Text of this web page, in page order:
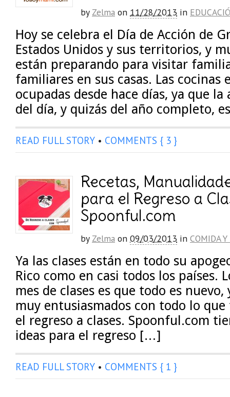
by Zelma on 11/28/2013 in
Hoy se celebra el Día de Acción de
Estados Unidos y sus territorios, y
están preparando para visitar
familiares en sus casas. Las cocinas
ocupadas desde hace días, ya que
del día, y quizás del año completo,
READ FULL STORY • COMMENTS { 3 }
Recetas,
para el Regreso a
Spoonful.com
by Zelma on 09/03/2013 in COMIDA
Ya las clases están en todo su
Rico como en casi todos los países.
mes de clases es que todo es
muy entusiasmados con todo lo
el regreso a clases. Spoonful.com
ideas para el regreso […]
READ FULL STORY • COMMENTS { 1 }